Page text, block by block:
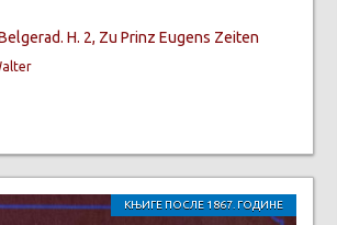
H. 2, Zu Prinz Eugens Zeiten
КЊИГЕ ПОСЛЕ 1867. ГОДИНЕ